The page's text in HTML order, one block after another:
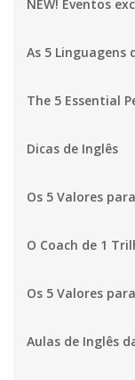
NEW! Eventos
As 5 Linguagens
The 5 Essential
Dicas de Inglês
Os 5 Valores
O Coach de 1
Os 5 Valores
Aulas de Inglês